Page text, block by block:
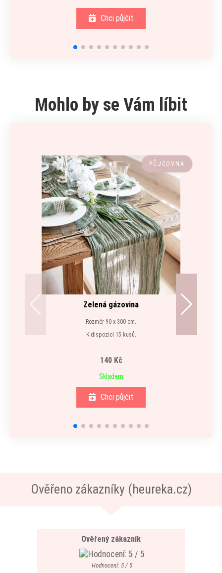
Chci půjčit
Mohlo by se Vám líbit
PŮJČOVNA
Zelená gázovina
Rozměr 90 x 300 cm.
K dispozici 15 kusů.
140 Kč
Skladem
Chci půjčit
Ověřeno zákazníky (heureka.cz)
Ověřený zákazník
Hodnocení: 5 / 5